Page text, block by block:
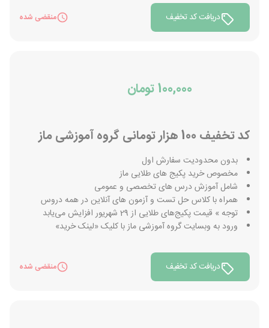
دریافت کد تخفیف
منقضی شده
100,000 تومان
کد تخفیف 100 هزار تومانی گروه آموزشی ماز
بدون محدودیت سفارش اول
مخصوص خرید پکیج های طلایی ماز
شامل آموزش درس های تخصصی و عمومی
همراه با کلاس حل تست و آزمون های آنلاین در همه دروس
توجه » قیمت پکیج‌های طلایی از 29 شهریور افزایش می‌یابد
ورود به وبسایت گروه آموزشی ماز با کلیک «لینک خرید»
دریافت کد تخفیف منقضی شده